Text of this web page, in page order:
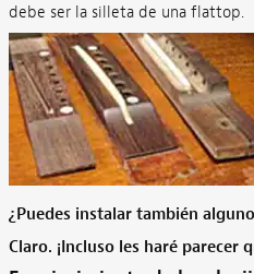
debe ser la silleta de una flattop.
¿Puedes instalar también
Claro. ¡Incluso les haré parecer